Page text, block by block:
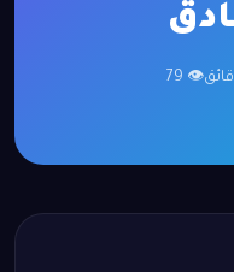
👁 79